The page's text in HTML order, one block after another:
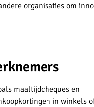
organisaties om
maaltijdcheques en
in winkels